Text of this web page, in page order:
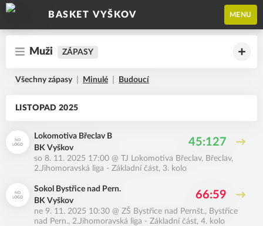
BASKET VYŠKOV MENU
Muži ZÁPASY
Všechny zápasy Minulé Budoucí
LISTOPAD 2025
Lokomotiva Břeclav B
BK Vyškov
45:127
so 8. 11. 2025 17:00 @ TJ Lokomotiva Břeclav, Břeclav,
2.Jihomoravská liga - Základní část, 3. kolo
Sokol Bystřice nad Pern.
BK Vyškov
66:59
ne 9. 11. 2025 10:30 @ ZŠ Bystřice nad Pernšt., Bystřice
nad Pern., 2.Jihomoravská liga - Základní část, 4. kolo